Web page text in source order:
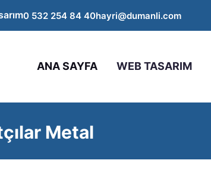
0 532 254 84 40hayri@dumanli.com
ANA SAYFA WEB TASARIM
Metal